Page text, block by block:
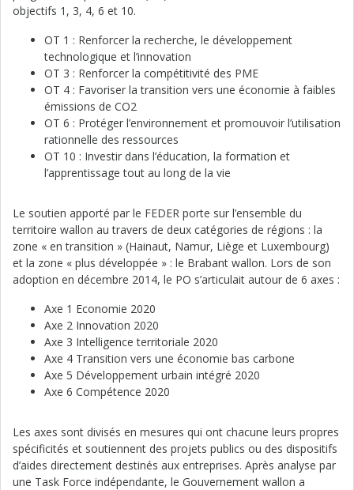
objectifs 1, 3, 4, 6 et 10.
OT 1 : Renforcer la recherche, le développement
technologique et l’innovation
OT 3 : Renforcer la compétitivité des PME
OT 4 : Favoriser la transition vers une économie à faibles
émissions de CO2
OT 6 : Protéger l’environnement et promouvoir l’utilisation
rationnelle des ressources
OT 10 : Investir dans l’éducation, la formation et
l’apprentissage tout au long de la vie
Le soutien apporté par le FEDER porte sur l’ensemble du
territoire wallon au travers de deux catégories de régions : la
zone « en transition » (Hainaut, Namur, Liège et Luxembourg)
et la zone « plus développée » : le Brabant wallon. Lors de son
adoption en décembre 2014, le PO s’articulait autour de 6 axes :
Axe 1 Economie 2020
Axe 2 Innovation 2020
Axe 3 Intelligence territoriale 2020
Axe 4 Transition vers une économie bas carbone
Axe 5 Développement urbain intégré 2020
Axe 6 Compétence 2020
Les axes sont divisés en mesures qui ont chacune leurs propres
spécificités et soutiennent des projets publics ou des dispositifs
d’aides directement destinés aux entreprises. Après analyse par
une Task Force indépendante, le Gouvernement wallon a